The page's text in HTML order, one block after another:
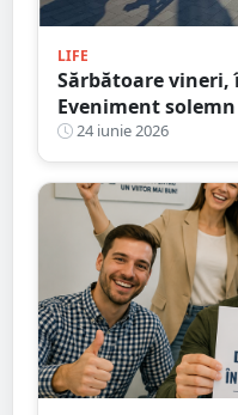
LIFE
Sărbătoare
Eveniment
24 iunie 2026